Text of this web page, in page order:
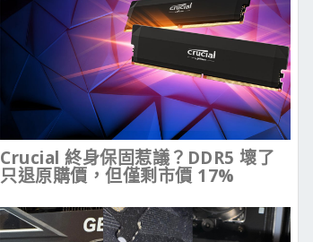
Crucial 終身保固惹議？DDR5 壞了
只退原購價，但僅剩市價 17%